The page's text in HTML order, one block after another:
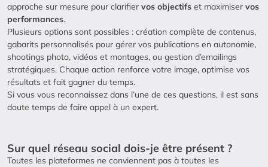
approche sur mesure pour clarifier vos objectifs et maximiser vos
performances.
Plusieurs options sont possibles : création complète de contenus,
gabarits personnalisés pour gérer vos publications en autonomie,
shootings photo, vidéos et montages, ou gestion d’emailings
stratégiques. Chaque action renforce votre image, optimise vos
résultats et fait gagner du temps.
Si vous vous reconnaissez dans l’une de ces questions, il est sans
doute temps de faire appel à un expert.
Sur quel réseau social dois-je être présent ?
Toutes les plateformes ne conviennent pas à toutes les